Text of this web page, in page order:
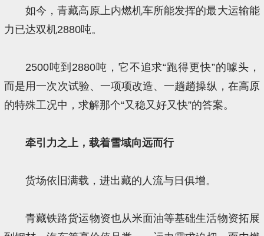
如今，青藏高原上内燃机车所能发挥的最大运输能
力已达双机2880吨。
2500吨到2880吨，它不追求“跑得更快”的噱头，
而是用一次次试验、一项项改造、一趟趟操纵，在高原
的特殊工况中，求解那个“又稳又好又快”的答案。
牵引力之上，载着雪域向远而行
货场依旧满载，进出藏的人流与日俱增。
青藏铁路货运物资也从米面油等基础生活物资拓展